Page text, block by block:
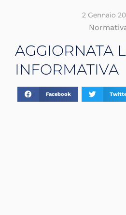
2 Gennaio
AGGIORNATA
INFORMATIVA
Facebook